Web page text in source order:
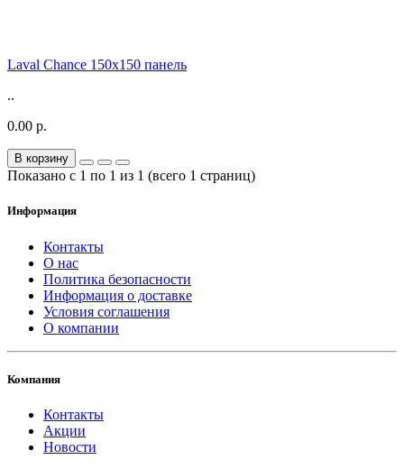
Laval Chance 150x150 панель
..
0.00 р.
В корзину
Показано с 1 по 1 из 1 (всего 1 страниц)
Информация
Контакты
О нас
Политика безопасности
Информация о доставке
Условия соглашения
О компании
Компания
Контакты
Акции
Новости